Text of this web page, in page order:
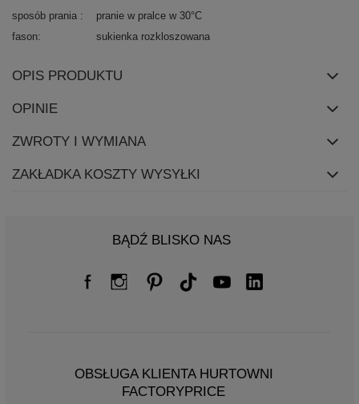
sposób prania
pranie w pralce w 30°C
fason
sukienka rozkloszowana
OPIS PRODUKTU
OPINIE
ZWROTY I WYMIANA
ZAKŁADKA KOSZTY WYSYŁKI
BĄDŹ BLISKO NAS
OBSŁUGA KLIENTA HURTOWNI
FACTORYPRICE